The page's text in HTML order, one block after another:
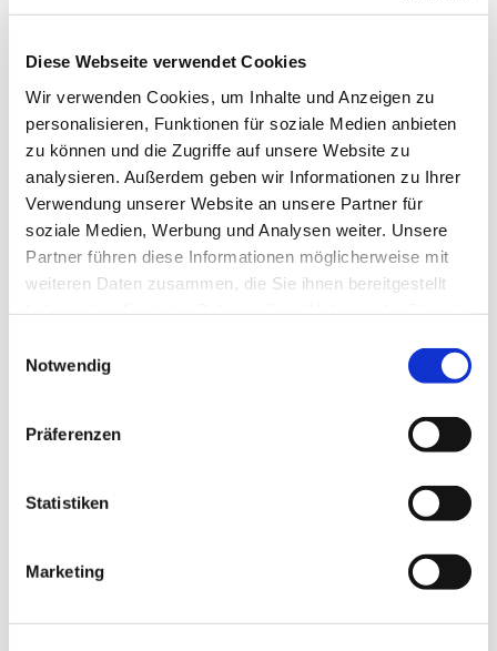
Diese Webseite verwendet Cookies
Wir verwenden Cookies, um Inhalte und Anzeigen zu
personalisieren, Funktionen für soziale Medien anbieten
zu können und die Zugriffe auf unsere Website zu
analysieren. Außerdem geben wir Informationen zu Ihrer
Verwendung unserer Website an unsere Partner für
soziale Medien, Werbung und Analysen weiter. Unsere
Partner führen diese Informationen möglicherweise mit
weiteren Daten zusammen, die Sie ihnen bereitgestellt
Notwendig
Präferenzen
Statistiken
Marketing
Dies könnte Sie auch